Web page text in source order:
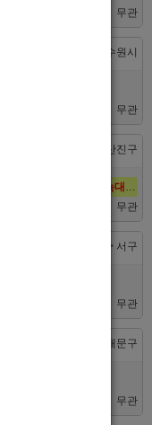
무관
경기 > 수원시
다
무관
부산 > 부산진구
무관
대전 > 서구
다!
무관
서울 > 동대문구
집합니다.
무관